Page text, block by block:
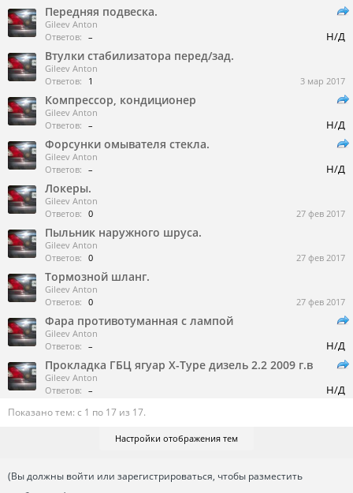
Передняя подвеска.
Gileev Anton
Ответов: – Н/Д
Втулки стабилизатора перед/зад.
Gileev Anton
Ответов:
1 3 мар 2017
Компрессор, кондиционер
Gileev Anton
Ответов: – Н/Д
Форсунки омывателя стекла.
Gileev Anton
Ответов: – Н/Д
Локеры.
Gileev Anton
Ответов: 0 27 фев 2017
Пыльник наружного шруса.
Gileev Anton
Ответов: 0 27 фев 2017
Тормозной шланг.
Gileev Anton
Ответов: 0 27 фев 2017
Фара противотуманная с лампой
Gileev Anton
Ответов: – Н/Д
Прокладка ГБЦ ягуар X-Type дизель 2.2 2009 г.в
Gileev Anton
Ответов: – Н/Д
Показано тем: с 1 по 17 из 17.
Настройки отображения тем
(Вы должны войти или зарегистрироваться, чтобы разместить